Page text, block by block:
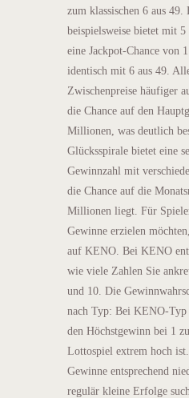
zum klassischen 6 aus 49.
beispielsweise bietet mit 5
eine Jackpot-Chance
identisch mit 6 aus 49.
Zwischenpreise häufiger
die Chance auf den
Millionen, was deutlich
Glücksspirale bietet eine
Gewinnzahl mit
die Chance auf die
Millionen liegt. Für
Gewinne erzielen
auf KENO. Bei KENO
wie viele Zahlen Sie
und 10. Die
nach Typ: Bei KENO-
den Höchstgewinn bei 1
Lottospiel extrem hoch
Gewinne entsprechend
regulär kleine Erfolge